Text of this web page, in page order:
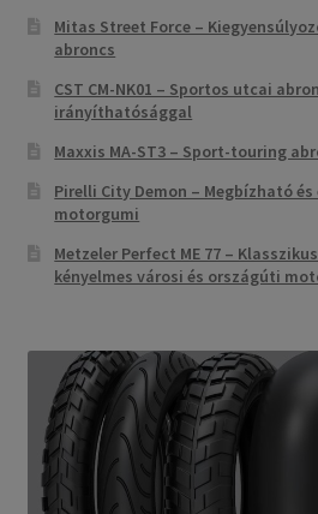
Mitas Street Force –
abroncs
CST CM-NK01 – Sportos utcai
irányíthatósággal
Maxxis MA-ST3 – Sport-touring
Pirelli City Demon – Megbízható
motorgumi
Metzeler Perfect ME 77 –
kényelmes városi és országúti